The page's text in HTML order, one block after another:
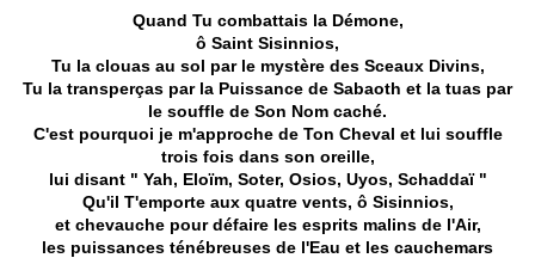
Quand Tu combattais la Démone,
ô Saint Sisinnios,
Tu la clouas au sol par le mystère des Sceaux Divins,
Tu la transperças par la Puissance de Sabaoth et la tuas par
le souffle de Son Nom caché.
C'est pourquoi je m'approche de Ton Cheval et lui souffle
trois fois dans son oreille,
lui disant " Yah, Eloïm, Soter, Osios, Uyos, Schaddaï "
Qu'il T'emporte aux quatre vents, ô Sisinnios,
et chevauche pour défaire les esprits malins de l'Air,
les puissances ténébreuses de l'Eau et les cauchemars